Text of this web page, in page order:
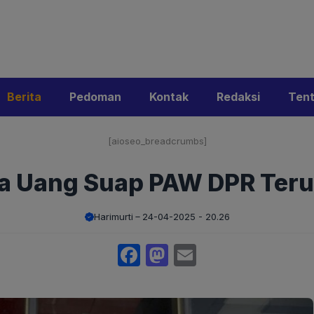
Berita Pedoman Kontak Redaksi
[aioseo_breadcrumbs]
Uang Suap PAW DPR
Harimurti 24-04-2025 - 20.26
Facebook
Mastodon